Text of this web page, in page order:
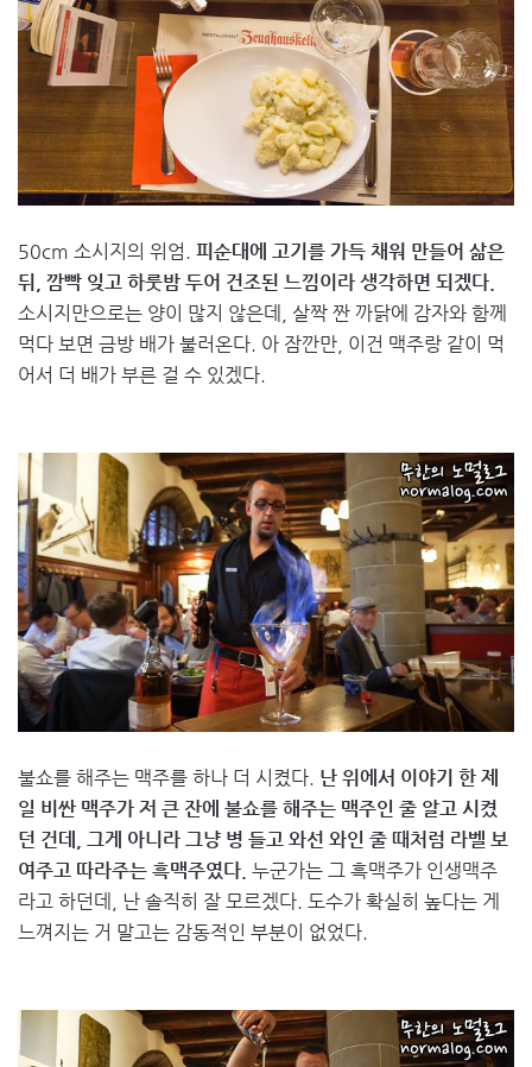
50cm 소시지의 위엄. 피순대에 고기를 가득 채워 만들어 삶은
뒤, 깜빡 잊고 하룻밤 두어 건조된 느낌이라 생각하면 되겠다.
소시지만으로는 양이 많지 않은데, 살짝 짠 까닭에 감자와 함께
먹다 보면 금방 배가 불러온다. 아 잠깐만, 이건 맥주랑 같이 먹
어서 더 배가 부른 걸 수 있겠다.
불쇼를 해주는 맥주를 하나 더 시켰다. 난 위에서 이야기 한 제
일 비싼 맥주가 저 큰 잔에 불쇼를 해주는 맥주인 줄 알고 시켰
던 건데, 그게 아니라 그냥 병 들고 와선 와인 줄 때처럼 라벨 보
여주고 따라주는 흑맥주였다. 누군가는 그 흑맥주가 인생맥주
라고 하던데, 난 솔직히 잘 모르겠다. 도수가 확실히 높다는 게
느껴지는 거 말고는 감동적인 부분이 없었다.